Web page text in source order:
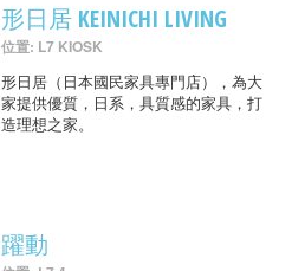
形日居 KEINICHI LIVING
位置: L7 KIOSK
形日居（日本國民家具專門店），為大
家提供優質，日系，具質感的家具，打
造理想之家。
躍動